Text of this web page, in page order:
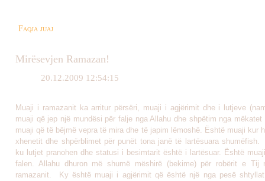
Faqja juaj
Mirësevjen Ramazan!
20.12.2009 12:54:15
Muaji i ramazanit ka arritur përsëri, muaji i agjërimit dhe i lutjeve
muaji që jep një mundësi për falje nga Allahu dhe shpëtim nga
muaji që të bëjmë vepra të mira dhe të japim lëmoshë. Është muaji kur
xhenetit dhe shpërblimet për punët tona janë të lartësuara
ku lutjet pranohen dhe statusi i besimtarit është i lartësuar. Është
falen. Allahu dhuron më shumë mëshirë (bekime) për robërit e Tij
ramazanit. Ky është muaji i agjërimit që është një nga pesë